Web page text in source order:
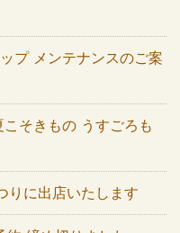
プ メンテナンスのご案
そきもの うすごろも
りに出店いたします